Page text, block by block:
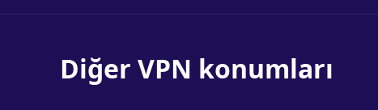
Diğer VPN konumları